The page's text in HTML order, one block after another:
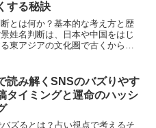
する秘訣
とは何か？基本的な考え方と歴
姓名判断は、日本や中国をはじ
東アジアの文化圏で古くから伝
単なる呼び名以上の意味を持ち、
命や人生の流れに...
読み解くSNSのバズりやす
タイミングと運命のハッシ
ズるとは？占い視点で考えるそ